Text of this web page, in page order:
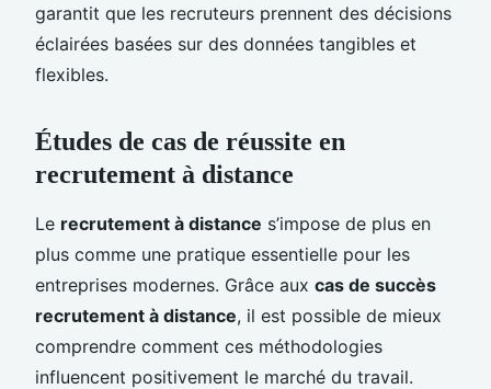
garantit que les recruteurs prennent des décisions
éclairées basées sur des données tangibles et
flexibles.
Études de cas de réussite en
recrutement à distance
Le recrutement à distance s’impose de plus en
plus comme une pratique essentielle pour les
entreprises modernes. Grâce aux cas de succès
recrutement à distance, il est possible de mieux
comprendre comment ces méthodologies
influencent positivement le marché du travail.